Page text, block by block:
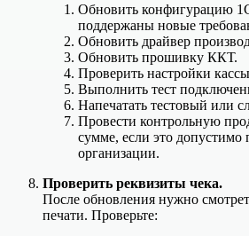
Обновить конфигурацию
поддержаны новые
Обновить драйвер
Обновить прошивку ККТ.
Проверить настройки
Выполнить тест
Напечатать тестовый или
Провести контрольную
сумме, если это допустимо
организации.
Проверить реквизиты чека.
После обновления нужно
печати. Проверьте: